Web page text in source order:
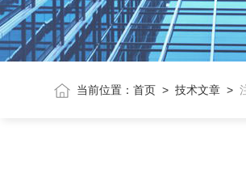
当前位置：首页 >技术文章 >